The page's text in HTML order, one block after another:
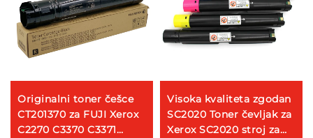
Originalni toner češce
CT201370 za FUJI Xerox
C2270 C3370 C3371
Visoka kvaliteta zgodan
SC2020 Toner čevljak za
Xerox SC2020 stroj za